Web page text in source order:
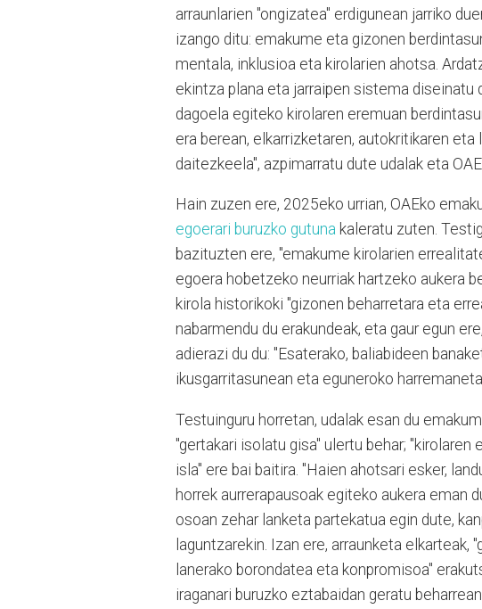
arraunlarien "ongizatea" erdigunean jarriko
izango ditu: emakume eta gizonen
mentala, inklusioa eta kirolarien ahotsa.
ekintza plana eta jarraipen sistema diseinatu
dagoela egiteko kirolaren eremuan
era berean, elkarrizketaren, autokritikaren
daitezkeela", azpimarratu dute udalak eta
Hain zuzen ere, 2025eko urrian, OAEko
egoerari buruzko gutuna kaleratu zuten.
bazituzten ere, "emakume kirolarien
egoera hobetzeko neurriak hartzeko aukera
kirola historikoki "gizonen beharretara eta
nabarmendu du erakundeak, eta gaur egun
adierazi du du: "Esaterako, baliabideen
ikusgarritasunean eta eguneroko
Testuinguru horretan, udalak esan du
"gertakari isolatu gisa" ulertu behar;
isla" ere bai baitira. "Haien ahotsari esker,
horrek aurrerapausoak egiteko aukera eman
osoan zehar lanketa partekatua egin dute,
laguntzarekin. Izan ere, arraunketa
lanerako borondatea eta konpromisoa"
iraganari buruzko eztabaidan geratu